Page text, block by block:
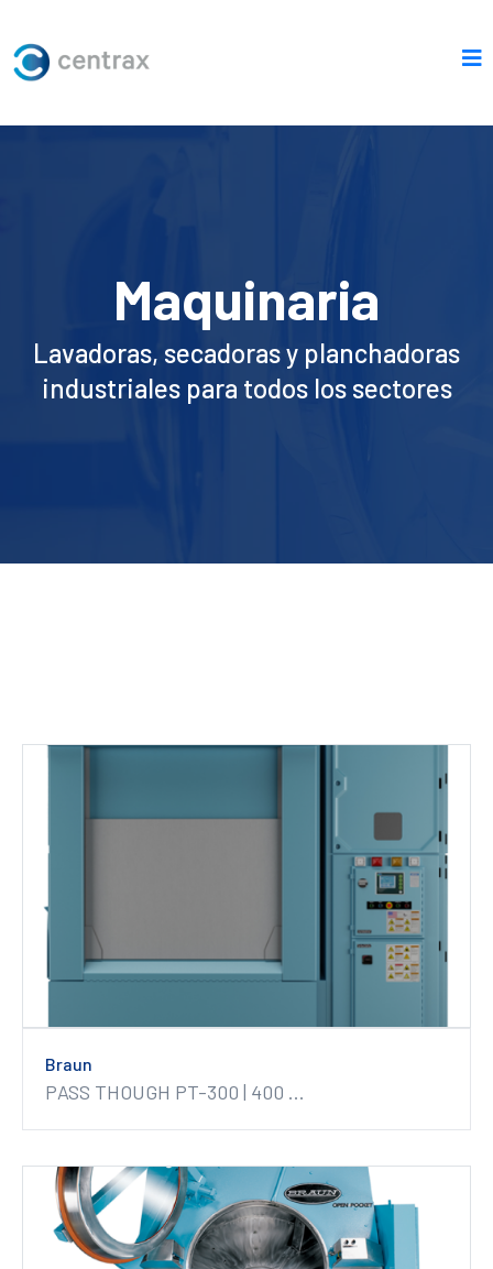
Maquinaria
Lavadoras, secadoras y planchadoras
industriales para todos los sectores
Braun
PASS THOUGH PT-300 | 400 ...